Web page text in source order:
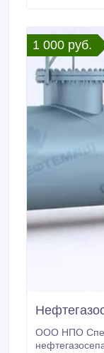
машиностроительной,
1 000 руб.
ООО НПО